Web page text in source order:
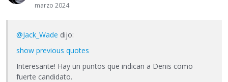
marzo 2024
@Jack_Wade dijo:
show previous quotes
Interesante! Hay un puntos que indican a Denis como
fuerte candidato.